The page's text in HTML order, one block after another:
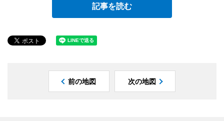
記事を読む
前の地図 次の地図